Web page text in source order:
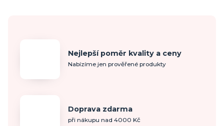
Nejlepší poměr kvality a ceny
Nabízíme jen prověřené produkty
Doprava zdarma
při nákupu nad 4000 Kč